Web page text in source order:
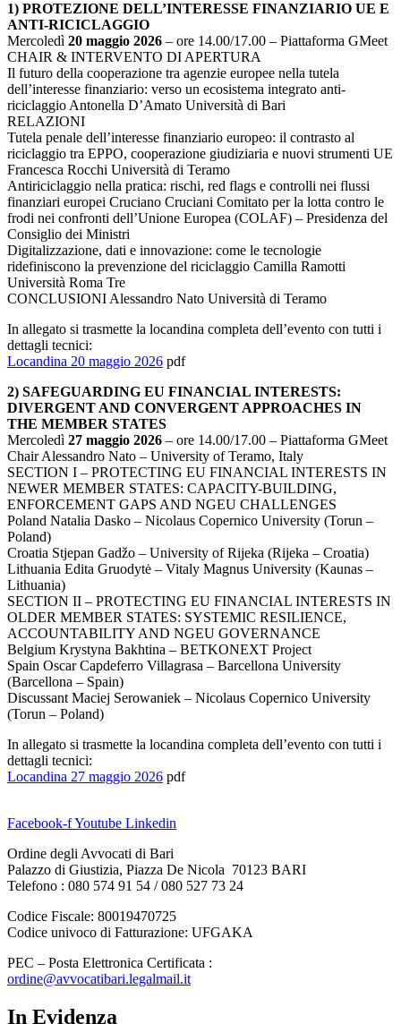
1) PROTEZIONE DELL’INTERESSE FINANZIARIO UE E
ANTI-RICICLAGGIO
Mercoledì 20 maggio 2026 – ore 14.00/17.00 – Piattaforma GMeet
CHAIR & INTERVENTO DI APERTURA
Il futuro della cooperazione tra agenzie europee nella tutela
dell’interesse finanziario: verso un ecosistema integrato anti-
riciclaggio Antonella D’Amato Università di Bari
RELAZIONI
Tutela penale dell’interesse finanziario europeo: il contrasto al
riciclaggio tra EPPO, cooperazione giudiziaria e nuovi strumenti UE
Francesca Rocchi Università di Teramo
Antiriciclaggio nella pratica: rischi, red flags e controlli nei flussi
finanziari europei Cruciano Cruciani Comitato per la lotta contro le
frodi nei confronti dell’Unione Europea (COLAF) – Presidenza del
Consiglio dei Ministri
Digitalizzazione, dati e innovazione: come le tecnologie
ridefiniscono la prevenzione del riciclaggio Camilla Ramotti
Università Roma Tre
CONCLUSIONI Alessandro Nato Università di Teramo
In allegato si trasmette la locandina completa dell’evento con tutti i
dettagli tecnici:
Locandina 20 maggio 2026 pdf
2) SAFEGUARDING EU FINANCIAL INTERESTS:
DIVERGENT AND CONVERGENT APPROACHES IN
THE MEMBER STATES
Mercoledì 27 maggio 2026 – ore 14.00/17.00 – Piattaforma GMeet
Chair Alessandro Nato – University of Teramo, Italy
SECTION I – PROTECTING EU FINANCIAL INTERESTS IN
NEWER MEMBER STATES: CAPACITY-BUILDING,
ENFORCEMENT GAPS AND NGEU CHALLENGES
Poland Natalia Dasko – Nicolaus Copernico University (Torun –
Poland)
Croatia Stjepan Gadžo – University of Rijeka (Rijeka – Croatia)
Lithuania Edita Gruodytė – Vitaly Magnus University (Kaunas –
Lithuania)
SECTION II – PROTECTING EU FINANCIAL INTERESTS IN
OLDER MEMBER STATES: SYSTEMIC RESILIENCE,
ACCOUNTABILITY AND NGEU GOVERNANCE
Belgium Krystyna Bakhtina – BETKONEXT Project
Spain Oscar Capdeferro Villagrasa – Barcellona University
(Barcellona – Spain)
Discussant Maciej Serowaniek – Nicolaus Copernico University
(Torun – Poland)
In allegato si trasmette la locandina completa dell’evento con tutti i
dettagli tecnici:
Locandina 27 maggio 2026 pdf
Facebook-fYoutube Linkedin
Ordine degli Avvocati di Bari
Palazzo di Giustizia, Piazza De Nicola 70123 BARI
Telefono : 080 574 91 54 / 080 527 73 24
Codice Fiscale: 80019470725
Codice univoco di Fatturazione: UFGAKA
PEC – Posta Elettronica Certificata :
ordine@avvocatibari.legalmail.it
In Evidenza